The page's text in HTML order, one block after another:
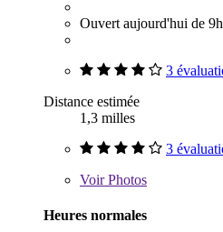
Ouvert aujourd'hui de
3
Distance estimée
1,3 milles
3
VoirPhotos
Heures normales